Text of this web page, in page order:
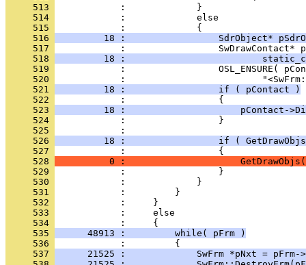
     513
     514
     515
     516
18 :                 SdrObject*
     517
     518
18 :
     519
     520
     521
         18 :                 if ( pContact )
     522
     523
18 :                     pContact-
     524
     525
     526
18 :                 if (
     527
     528
0 :
     529
     530
     531
     532
     533
     534
     535
      48913 :         while( pFrm )
     536
     537
21525 :             SwFrm *pNxt = pFrm-